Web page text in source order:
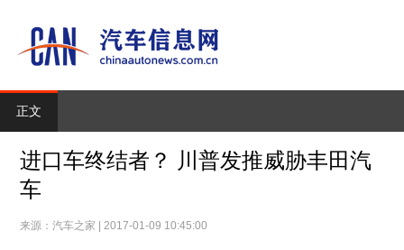
正文
进口车终结者？ 川普发推威胁丰田汽
车
来源：汽车之家 | 2017-01-09 10:45:00